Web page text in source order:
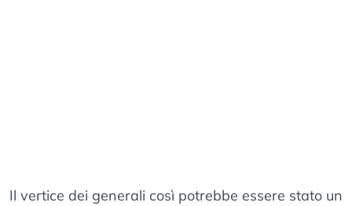
Il vertice dei generali così potrebbe essere stato un